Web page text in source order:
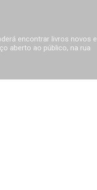
encontrar livros novos e
aberto ao público, na rua